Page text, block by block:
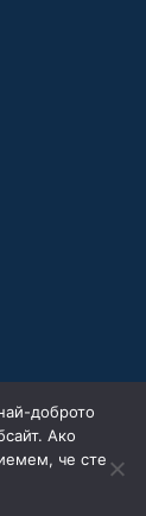
доброто
Ако
че сте